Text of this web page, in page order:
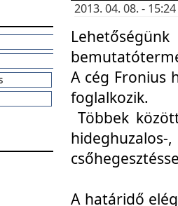
2013. 04. 08. -
A cég Fronius
foglalkozik.
Többek
A határidő